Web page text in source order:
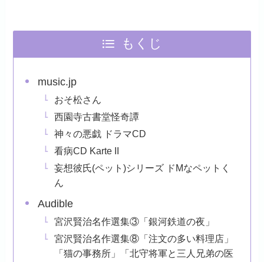
もくじ
music.jp
おそ松さん
西園寺古書堂怪奇譚
神々の悪戯 ドラマCD
看病CD Karte II
妄想彼氏(ペット)シリーズ ドMなペットく
ん
Audible
宮沢賢治名作選集③「銀河鉄道の夜」
宮沢賢治名作選集⑧「注文の多い料理店」
「猫の事務所」「北守将軍と三人兄弟の医